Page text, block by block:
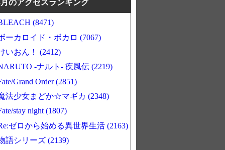
のアクセスランキング
(8471)
ーカロイド・ボカロ (7067)
いおん！ (2412)
-ナルト- 疾風伝 (2219)
Grand Order (2851)
法少女まどか☆マギカ (2348)
stay night (1807)
ゼロから始める異世界生活 (2163)
語シリーズ (2139)